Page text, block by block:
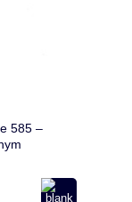
585 –